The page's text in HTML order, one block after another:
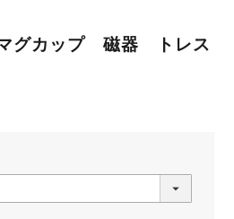
グカップ 磁器 トレス